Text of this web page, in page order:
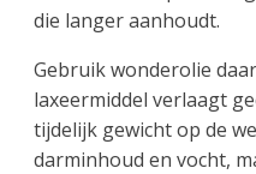
die langer aanhoudt.
Gebruik wonderolie
laxeermiddel verlaagt
tijdelijk gewicht op de
darminhoud en vocht,